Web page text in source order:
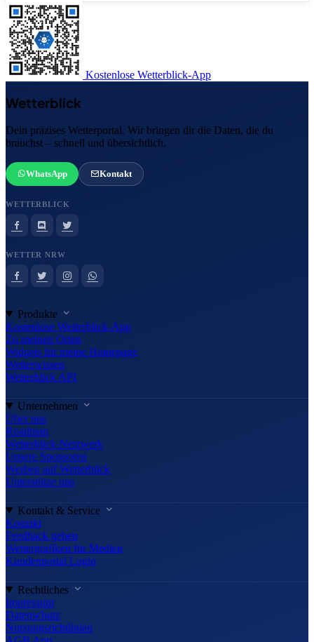
Kostenlose Wetterblick-App
Wetterblick
Dein präzises Wetterportal. Wir bringen dir die Daten, die du
brauchst – schnell und übersichtlich.
WhatsApp Kontakt
WETTERBLICK
WETTER NRW
Produkte
Kostenlose Wetterblick-App
Zu meinen Orten
Widgets für meine Homepage
Wetterwissen
Wetterblick API
Unternehmen
Über uns
Roadmap
Wetterblick-Netzwerk
Unsere Sponsoren
Werben auf Wetterblick
Unterstütze uns
Kontakt & Service
Kontakt
Feedback geben
Wettergrafiken für Medien
Kundenportal Login
Rechtliches
Impressum
Datenschutz
Nutzungsrichtlinien